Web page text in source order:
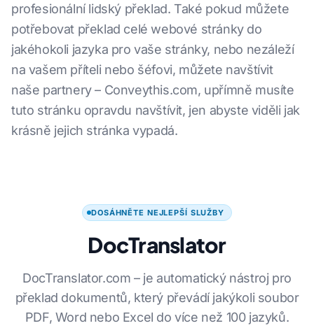
profesionální lidský překlad. Také pokud můžete
potřebovat překlad celé webové stránky do
jakéhokoli jazyka pro vaše stránky, nebo nezáleží
na vašem příteli nebo šéfovi, můžete navštívit
naše partnery – Conveythis.com, upřímně musíte
tuto stránku opravdu navštívit, jen abyste viděli jak
krásně jejich stránka vypadá.
DOSÁHNĚTE NEJLEPŠÍ SLUŽBY
DocTranslator
DocTranslator.com – je automatický nástroj pro
překlad dokumentů, který převádí jakýkoli soubor
PDF, Word nebo Excel do více než 100 jazyků.